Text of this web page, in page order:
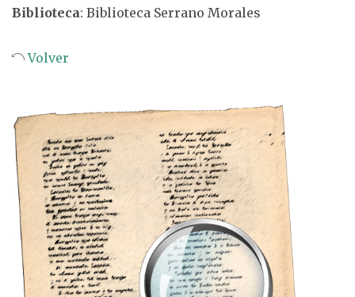
Biblioteca: Biblioteca Serrano Morales
Volver